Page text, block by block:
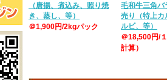
（唐揚、煮込み、照り焼
き、蒸し、等）
＠1,900円/2kgパック
毛和牛三角バ
売り（特上カ
ルビ、等）
＠18,500円/
計算）